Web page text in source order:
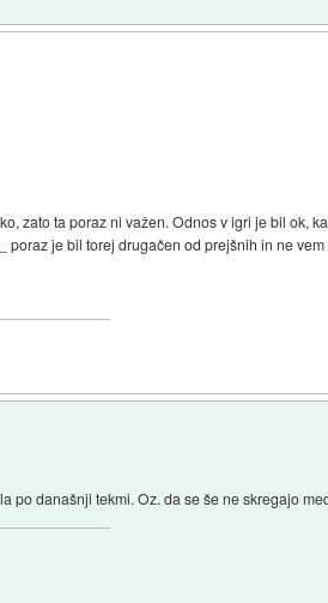
zato ta poraz ni važen. Odnos v igri je bil ok,
je bil torej drugačen od prejšnih in ne
po današnji tekmi. Oz. da se še ne skregajo